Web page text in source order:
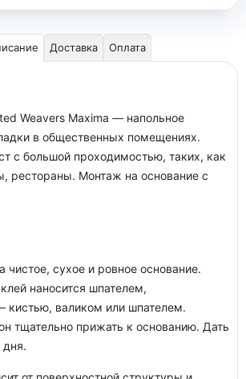
Доставка Оплата
Weavers Maxima — напольное
в общественных помещениях.
с большой проходимостью, таких, как
рестораны. Монтаж на основание с
чистое, сухое и ровное основание.
наносится шпателем,
кистью, валиком или шпателем.
тщательно прижать к основанию. Дать
дня.